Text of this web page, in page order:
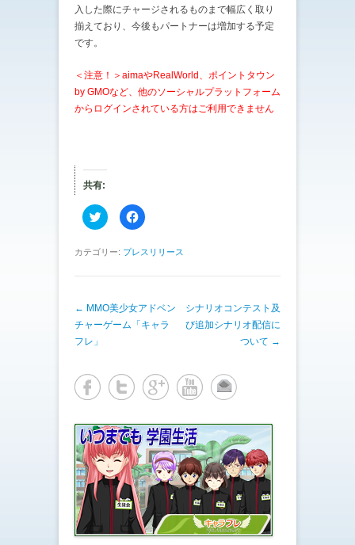
入した際にチャージされるものまで幅広く取り
揃えており、今後もパートナーは増加する予定
です。
＜注意！＞aimaやRealWorld、ポイントタウン
by GMOなど、他のソーシャルプラットフォーム
からログインされている方はご利用できません
共有:
ク
リ
し
w
t
e
r
新
し
い
ン
ド
ウ
で
開
き
ま
す
F
a
b
k
有
す
る
ッ
ク
し
だ
さ
い
(
新
し
い
ウ
ィ
ン
ド
ウ
で
カテゴリー: プレスリリース
投稿ナビゲーション
← MMO美少女アドベン
チャーゲーム「キャラ
フレ」
シナリオコンテスト及
び追加シナリオ配信に
ついて →